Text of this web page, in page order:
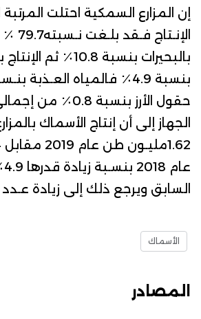
إن المزارع السمكية احتلت
بالبحيرات بنسبة 10.8٪
حقول الأرز بنسبة
الجهاز إلى أن إنتاج الأسماك
السابق ويرجع ذلك إلى زيادة عـدد
الأسماك
المصادر